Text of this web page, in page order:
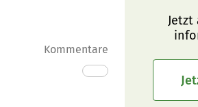
Kommentare